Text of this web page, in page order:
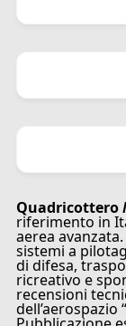
Quadricottero
riferimento in
aerea
sistemi a
di difesa,
ricreativo e
recensioni
dell’aerospazio